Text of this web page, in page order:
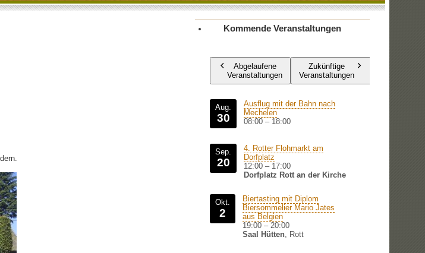
Kommende Veranstaltungen
Abgelaufene
Veranstaltungen
Zukünftige
Veranstaltungen
Aug.
30
Ausflug mit der Bahn nach
Mechelen
08:00 – 18:00
Sep.
20
4. Rotter Flohmarkt am
Dorfplatz
12:00 – 17:00
Dorfplatz Rott an der Kirche
Okt.
2
Biertasting mit Diplom
Biersommelier Mario Jates
aus Belgien
19:00 – 20:00
Saal Hütten, Rott